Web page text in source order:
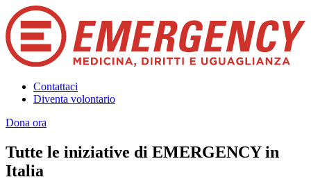
Contattaci
Diventa volontario
Dona ora
Tutte le iniziative di EMERGENCY in
Italia